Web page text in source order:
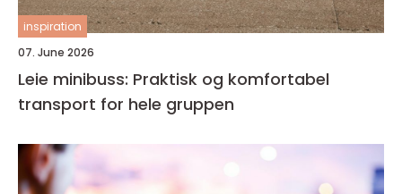
inspiration
07. June 2026
Leie minibuss: Praktisk og komfortabel
transport for hele gruppen